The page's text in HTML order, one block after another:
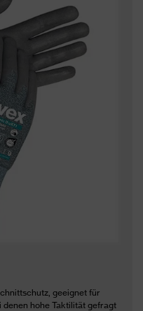
geeignet für
denen hohe Taktilität gefragt